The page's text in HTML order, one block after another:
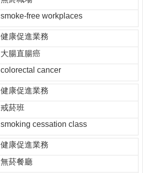
smoke-free workplaces
健康促進業務
大腸直腸癌
colorectal cancer
健康促進業務
戒菸班
smoking cessation class
健康促進業務
無菸餐廳